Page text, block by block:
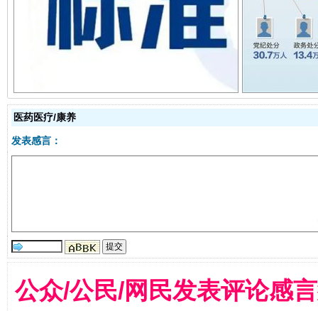
一批国家标准开始实施 从
医药医疗/康养
发表感言：
公众/公民/网民发表评论感